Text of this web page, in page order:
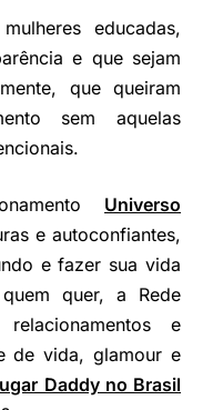
educadas,
e que sejam
que queiram
sem aquelas
Universo
e autoconfiantes,
e fazer sua vida
quer, a Rede
e
de vida, glamour e
Daddy no Brasil